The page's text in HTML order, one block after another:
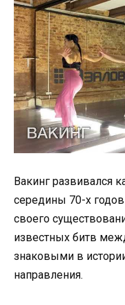
Вакинг развивался
середины 70-х
своего
известных битв
знаковыми в
направления.